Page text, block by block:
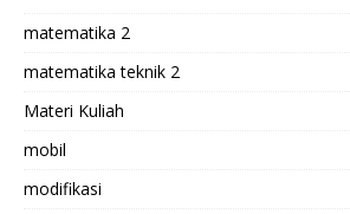
matematika 2
matematika teknik 2
Materi Kuliah
mobil
modifikasi